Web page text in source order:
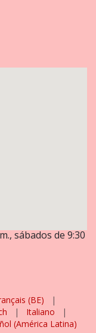
sábados de 9:30
(BE)
|
| Italiano
|
(América Latina)